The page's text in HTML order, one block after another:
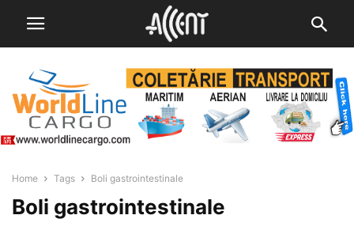
Home Tags Boli gastrointestinale
Boli gastrointestinale